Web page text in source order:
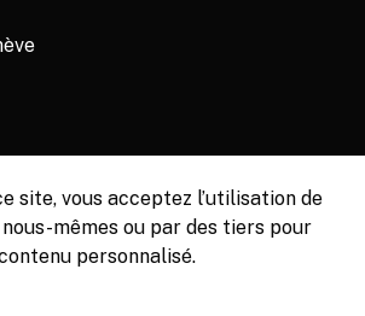
+41 (0)22 989 16 69
989 34 34
989 34 74
site, vous acceptez l’utilisation de
mêmes ou par des tiers pour
personnalisé.